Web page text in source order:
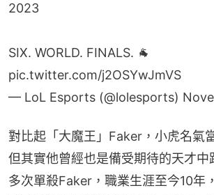
2023
SIX. WORLD. FINALS. 🐐
pic.twitter.com/j2OSYwJmVS
— LoL Esports (@lolesports)
對比起「大魔王」Faker，小虎名氣
但其實他曾經也是備受期待的天才中
多次單殺Faker，職業生涯至今10年